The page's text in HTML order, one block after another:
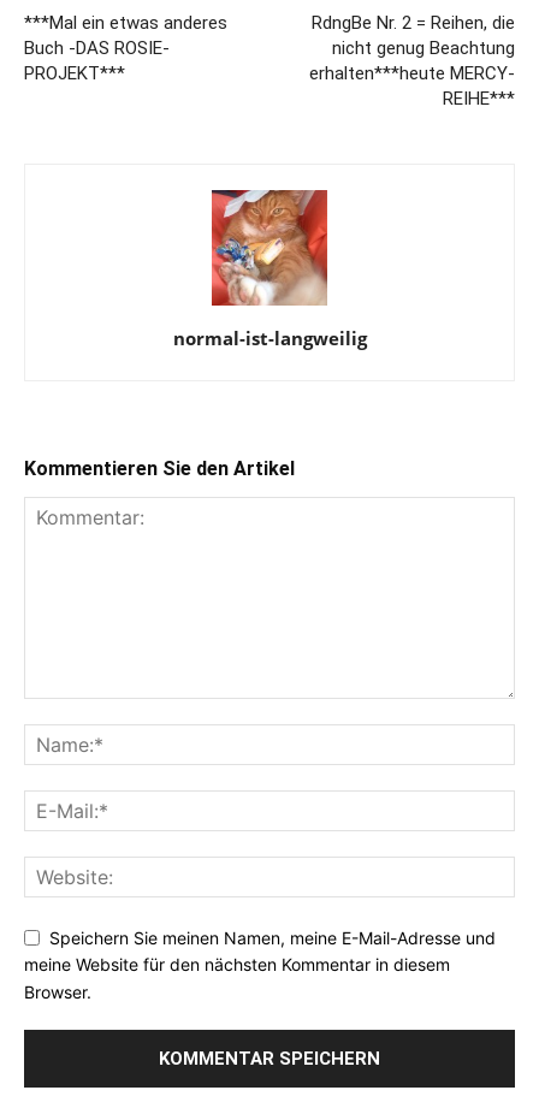
***Mal ein etwas anderes
Buch -DAS ROSIE-
PROJEKT***
RdngBe Nr. 2 = Reihen, die
nicht genug Beachtung
erhalten***heute MERCY-
REIHE***
normal-ist-langweilig
Kommentieren Sie den Artikel
Speichern Sie meinen Namen, meine E-Mail-Adresse und
meine Website für den nächsten Kommentar in diesem
Browser.